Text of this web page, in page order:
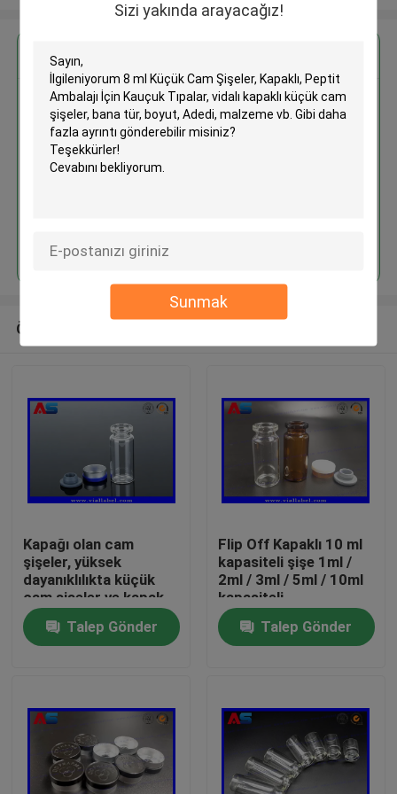
Sizi yakında arayacağız!
Sunmak
Ürünler
Hakkımızda
8 ml Küçük Cam Şişeler, Kapaklı,
Peptit Ambalajı İçin Kauçuk
şişeler
Önerilen Ürünler
Kapağı olan cam
şişeler, yüksek
dayanıklılıkta küçük
cam şişeler ve kapak
açılır
Talep Gönder
Flip Off Kapaklı 10 ml
kapasiteli şişe 1ml /
2ml / 3ml / 5ml / 10ml
kapasiteli
Talep Gönder